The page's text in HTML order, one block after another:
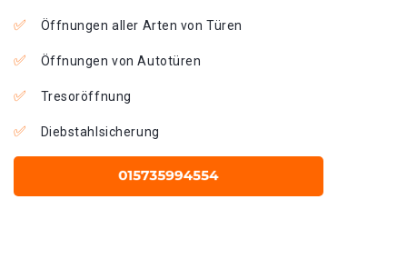
Öffnungen aller Arten von Türen
Öffnungen von Autotüren
Tresoröffnung
Diebstahlsicherung